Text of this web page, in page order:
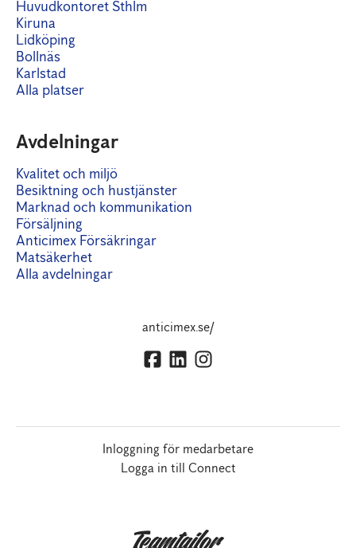
Huvudkontoret Sthlm
Kiruna
Lidköping
Bollnäs
Karlstad
Alla platser
Avdelningar
Kvalitet och miljö
Besiktning och hustjänster
Marknad och kommunikation
Försäljning
Anticimex Försäkringar
Matsäkerhet
Alla avdelningar
anticimex.se/
Inloggning för medarbetare
Logga in till Connect